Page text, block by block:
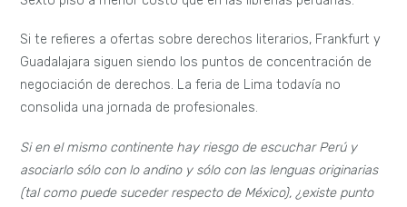
Si te refieres a ofertas sobre derechos literarios, Frankfurt y
Guadalajara siguen siendo los puntos de concentración de
negociación de derechos. La feria de Lima todavía no
consolida una jornada de profesionales.
Si en el mismo continente hay riesgo de escuchar Perú y
asociarlo sólo con lo andino y sólo con las lenguas originarias
(tal como puede suceder respecto de México), ¿existe punto